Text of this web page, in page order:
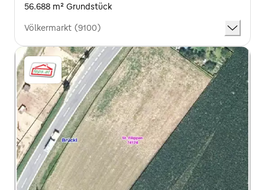
56.688 m² Grundstück
Völkermarkt (9100)